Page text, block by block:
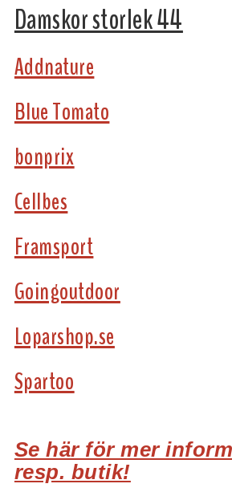
Damskor storlek 44
Addnature
Blue Tomato
bonprix
Cellbes
Framsport
Goingoutdoor
Loparshop.se
Spartoo
Se här för mer
resp. butik!